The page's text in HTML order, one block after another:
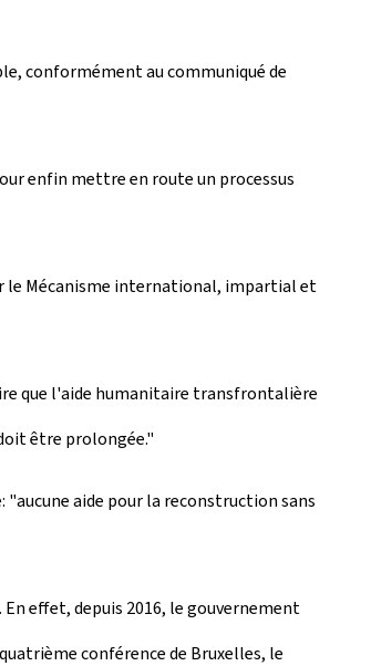
conformément au communiqué de
enfin mettre en route un processus
le Mécanisme international, impartial et
que l'aide humanitaire transfrontalière
être prolongée."
aide pour la reconstruction sans
effet, depuis 2016, le gouvernement
conférence de Bruxelles, le